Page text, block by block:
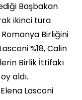
Başbakan
ikinci tura
Birliğini
%18, Calin
Birlik İttifakı
aldı.
Lasconi